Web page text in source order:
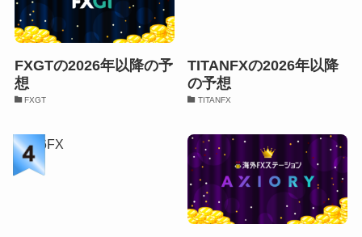
FXGTの2026年以降の予
想
FXGT
TITANFXの2026年以降
の予想
TITANFX